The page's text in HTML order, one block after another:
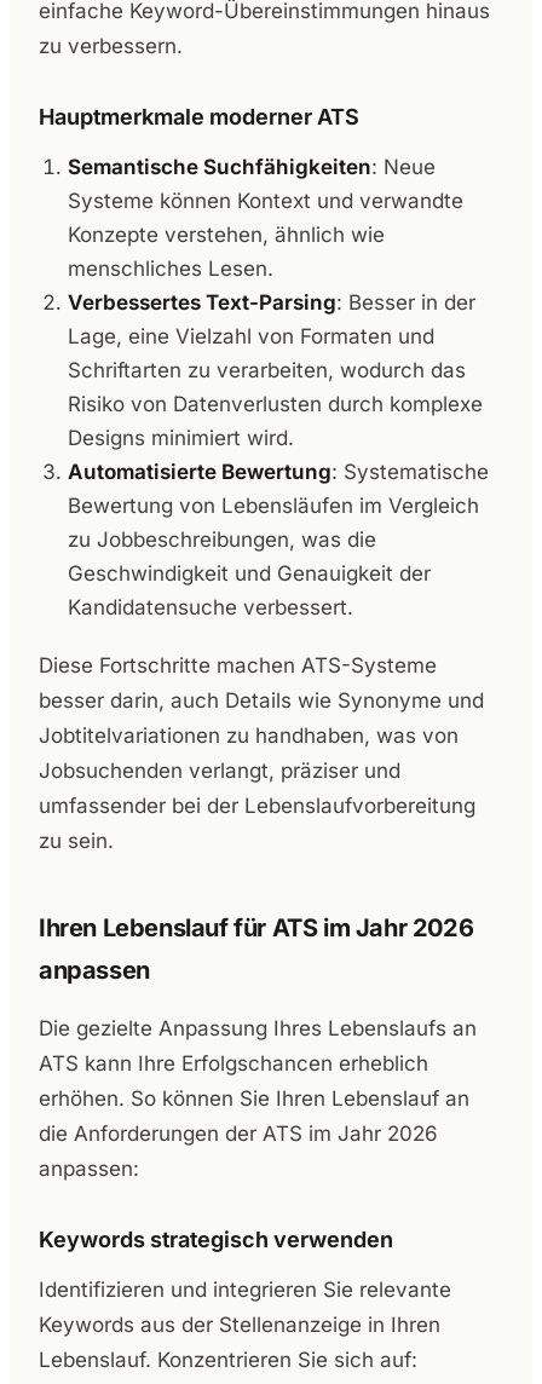
einfache Keyword-Übereinstimmungen hinaus
zu verbessern.
Hauptmerkmale moderner ATS
Semantische Suchfähigkeiten: Neue
Systeme können Kontext und verwandte
Konzepte verstehen, ähnlich wie
menschliches Lesen.
Verbessertes Text-Parsing: Besser in der
Lage, eine Vielzahl von Formaten und
Schriftarten zu verarbeiten, wodurch das
Risiko von Datenverlusten durch komplexe
Designs minimiert wird.
Automatisierte Bewertung: Systematische
Bewertung von Lebensläufen im Vergleich
zu Jobbeschreibungen, was die
Geschwindigkeit und Genauigkeit der
Kandidatensuche verbessert.
Diese Fortschritte machen ATS-Systeme
besser darin, auch Details wie Synonyme und
Jobtitelvariationen zu handhaben, was von
Jobsuchenden verlangt, präziser und
umfassender bei der Lebenslaufvorbereitung
zu sein.
Ihren Lebenslauf für ATS im Jahr 2026
anpassen
Die gezielte Anpassung Ihres Lebenslaufs an
ATS kann Ihre Erfolgschancen erheblich
erhöhen. So können Sie Ihren Lebenslauf an
die Anforderungen der ATS im Jahr 2026
anpassen:
Keywords strategisch verwenden
Identifizieren und integrieren Sie relevante
Keywords aus der Stellenanzeige in Ihren
Lebenslauf. Konzentrieren Sie sich auf: